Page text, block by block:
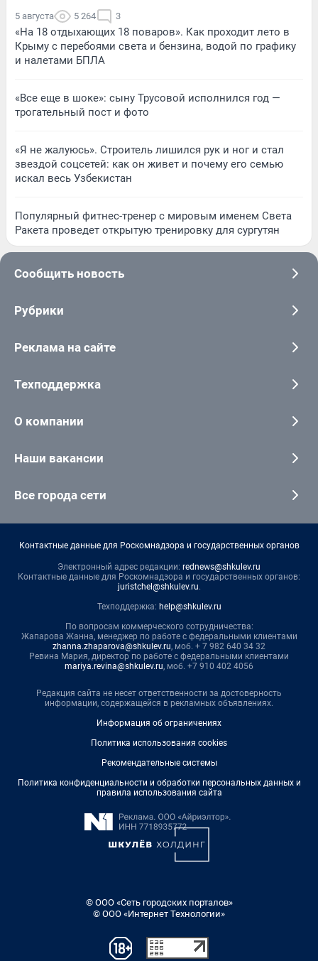
5 августа 5 264 3
«На 18 отдыхающих 18 поваров». Как проходит лето в
Крыму с перебоями света и бензина, водой по графику
и налетами БПЛА
«Все еще в шоке»: сыну Трусовой исполнился год —
трогательный пост и фото
«Я не жалуюсь». Строитель лишился рук и ног и стал
звездой соцсетей: как он живет и почему его семью
искал весь Узбекистан
Популярный фитнес-тренер с мировым именем Света
Ракета проведет открытую тренировку для сургутян
Сообщить новость
Рубрики
Реклама на сайте
Техподдержка
О компании
Наши вакансии
Все города сети
Контактные данные для Роскомнадзора и государственных органов
Электронный адрес редакции: rednews@shkulev.ru
Контактные данные для Роскомнадзора и государственных органов:
juristchel@shkulev.ru.
Техподдержка: help@shkulev.ru
По вопросам коммерческого сотрудничества:
Жапарова Жанна, менеджер по работе с федеральными клиентами
zhanna.zhaparova@shkulev.ru, моб. + 7 982 640 34 32
Ревина Мария, директор по работе с федеральными клиентами
mariya.revina@shkulev.ru, моб. +7 910 402 4056
Редакция сайта не несет ответственности за достоверность
информации, содержащейся в рекламных объявлениях.
Информация об ограничениях
Политика использования cookies
Рекомендательные системы
Политика конфиденциальности и обработки персональных данных и
правила использования сайта
© ООО «Сеть городских порталов»
© ООО «Интернет Технологии»